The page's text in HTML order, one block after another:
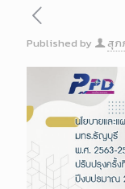
Published by สุภ